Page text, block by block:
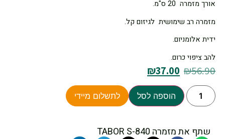
אורך מזמרה 20 ס"מ.
מזמרה רב שימושית לגיזום קל.
ידית אלומניום.
להב ציפוי כרום.
₪56.90
₪37.00
הוספה לסל לתשלום מיידי
שתף את מזמרה TABOR S-840